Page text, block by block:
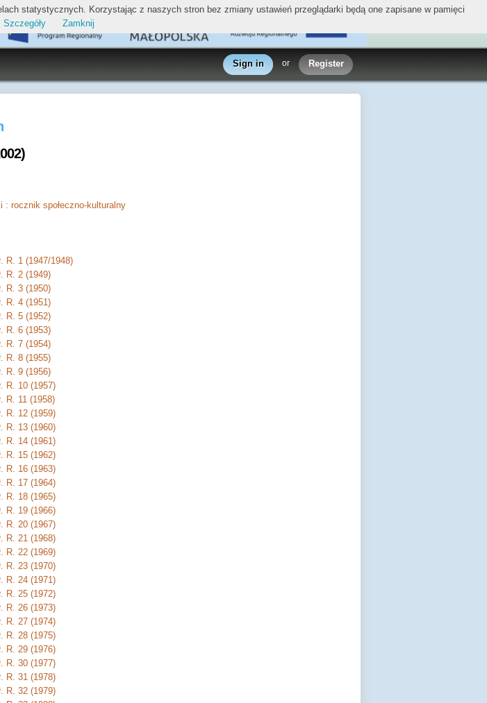
Sign in or Register
: rocznik społeczno-kulturalny
R. 1 (1947/1948)
R. 2 (1949)
R. 3 (1950)
R. 4 (1951)
R. 5 (1952)
R. 6 (1953)
R. 7 (1954)
R. 8 (1955)
R. 9 (1956)
R. 10 (1957)
R. 11 (1958)
R. 12 (1959)
R. 13 (1960)
R. 14 (1961)
R. 15 (1962)
R. 16 (1963)
R. 17 (1964)
R. 18 (1965)
R. 19 (1966)
R. 20 (1967)
R. 21 (1968)
R. 22 (1969)
R. 23 (1970)
R. 24 (1971)
R. 25 (1972)
R. 26 (1973)
R. 27 (1974)
R. 28 (1975)
R. 29 (1976)
R. 30 (1977)
R. 31 (1978)
R. 32 (1979)
statystycznych. Korzystając z naszych stron bez zmiany ustawień przeglądarki będą one zapisane w pamięci
Szczegóły Zamknij